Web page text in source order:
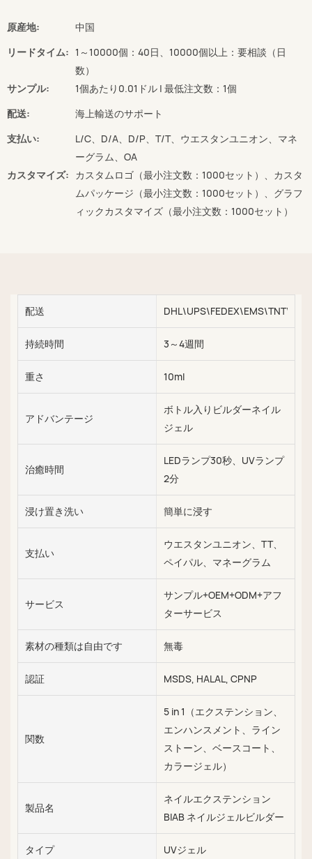
原産地:
中国
リードタイム: 1～10000個：40日、10000個以上：要相談（日
数）
サンプル:
1個あたり0.01ドル | 最低注文数：1個
配送:
海上輸送のサポート
支払い:
L/C、D/A、D/P、T/T、ウエスタンユニオン、マネ
ーグラム、OA
カスタマイズ: カスタムロゴ（最小注文数：1000セット）、カスタ
ムパッケージ（最小注文数：1000セット）、グラフ
ィックカスタマイズ（最小注文数：1000セット）
配送
持続時間 3～4週間
重さ 10ml
アドバンテージ
ボトル入りビルダーネイル
ジェル
治癒時間
LEDランプ30秒、UVランプ
2分
浸け置き洗い 簡単に浸す
支払い
ウエスタンユニオン、TT、
ペイパル、マネーグラム
サービス
サンプル+OEM+ODM+アフ
ターサービス
素材の種類は自由です 無毒
認証 MSDS, HALAL, CPNP
関数
5 in 1（エクステンション、
エンハンスメント、ライン
ストーン、ベースコート、
カラージェル）
製品名
ネイルエクステンション
BIAB ネイルジェルビルダー
タイプ UVジェル